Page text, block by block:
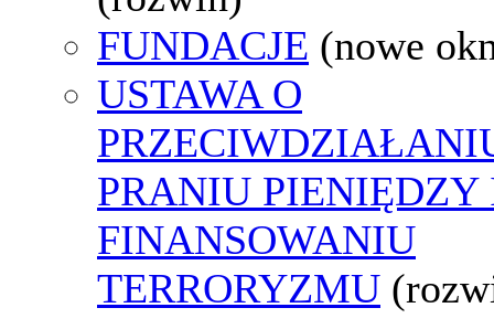
FUNDACJE (nowe
USTAWA O
PRANIU PIENIĘDZY
FINANSOWANIU
TERRORYZMU